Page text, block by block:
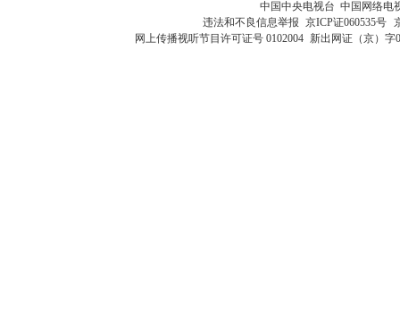
中国中央电视台 中国网络电
违法和不良信息举报 京ICP证060535号
网上传播视听节目许可证号 0102004 新出网证（京）